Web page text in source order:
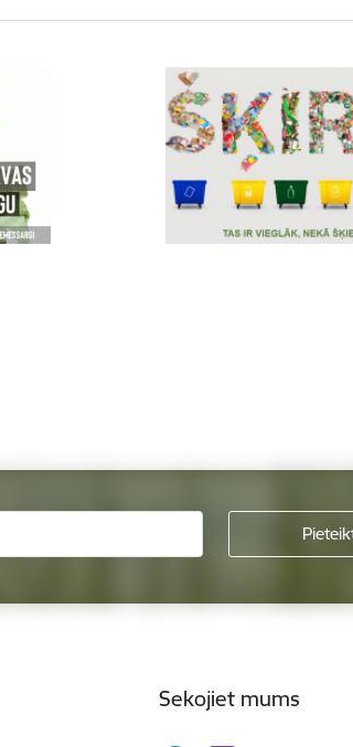
Sekojiet mums